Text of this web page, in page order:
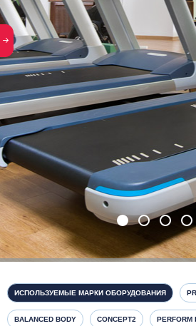
ИСПОЛЬЗУЕМЫЕ МАРКИ ОБОРУДОВАНИЯ
BALANCED BODY CONCEPT2 PERFORM